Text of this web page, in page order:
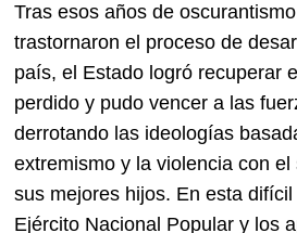
Tras esos años de
trastornaron el proceso de
país, el Estado logró recuperar
perdido y pudo vencer a las
derrotando las ideologías
extremismo y la violencia con el
sus mejores hijos. En esta difícil
Ejército Nacional Popular y los